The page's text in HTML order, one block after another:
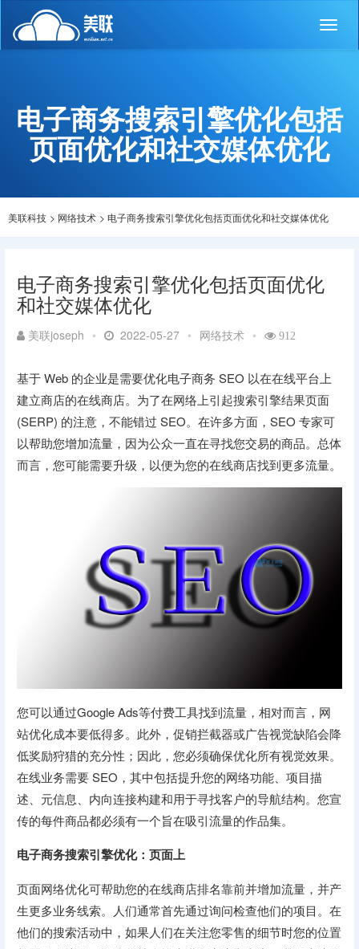
电子商务搜索引擎优化包括
页面优化和社交媒体优化
美联科技 > 网络技术 > 电子商务搜索引擎优化包括页面优化和社交媒体优化
电子商务搜索引擎优化包括页面优化
和社交媒体优化
美联joseph • 2022-05-27 • 网络技术 • 912
基于 Web 的企业是需要优化电子商务 SEO 以在在线平台上
建立商店的在线商店。为了在网络上引起搜索引擎结果页面
(SERP) 的注意，不能错过 SEO。在许多方面，SEO 专家可
以帮助您增加流量，因为公众一直在寻找您交易的商品。总体
而言，您可能需要升级，以便为您的在线商店找到更多流量。
您可以通过Google Ads等付费工具找到流量，相对而言，网
站优化成本要低得多。此外，促销拦截器或广告视觉缺陷会降
低奖励狩猎的充分性；因此，您必须确保优化所有视觉效果。
在线业务需要 SEO，其中包括提升您的网络功能、项目描
述、元信息、内向连接构建和用于寻找客户的导航结构。您宣
传的每件商品都必须有一个旨在吸引流量的作品集。
电子商务搜索引擎优化：页面上
页面网络优化可帮助您的在线商店排名靠前并增加流量，并产
生更多业务线索。人们通常首先通过询问检查他们的项目。在
他们的搜索活动中，如果人们在关注您零售的细节时您的位置